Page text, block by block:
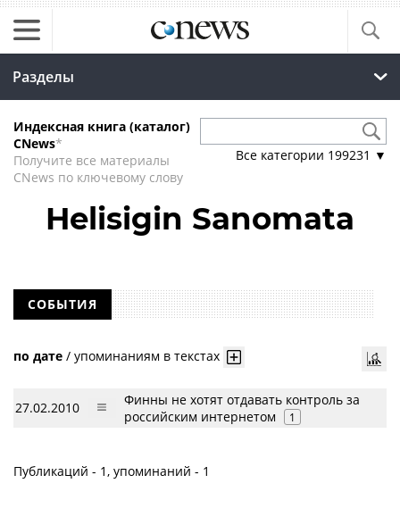
Разделы
Индексная книга (каталог)
CNews*
Получите все материалы
CNews по ключевому слову
Все категории 199231 ▼
Helisigin Sanomata
СОБЫТИЯ
по дате / упоминаниям в текстах
27.02.2010
Финны не хотят отдавать контроль за
российским интернетом
1
Публикаций - 1, упоминаний - 1